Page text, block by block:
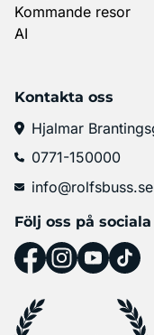
Kommande resor
AI
Kontakta oss
Hjalmar
0771-150000
info@rolfsbuss.se
Följ oss på